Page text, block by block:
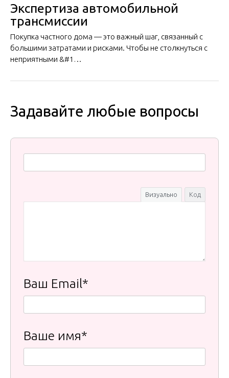
Экспертиза автомобильной
трансмиссии
Покупка частного дома — это важный шаг, связанный с
большими затратами и рисками. Чтобы не столкнуться с
неприятными &#1…
Задавайте любые вопросы
Визуально Код
Ваш Email*
Ваше имя*